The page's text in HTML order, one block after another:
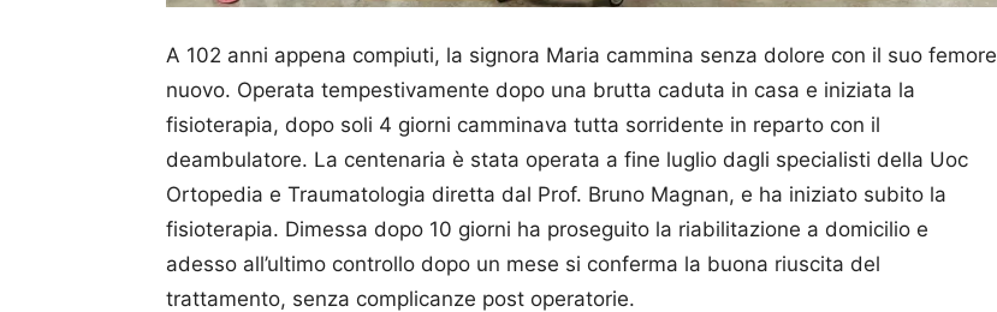
A 102 anni appena compiuti, la signora Maria cammina senza dolore con il suo femore
nuovo. Operata tempestivamente dopo una brutta caduta in casa e iniziata la
fisioterapia, dopo soli 4 giorni camminava tutta sorridente in reparto con il
deambulatore. La centenaria è stata operata a fine luglio dagli specialisti della Uoc
Ortopedia e Traumatologia diretta dal Prof. Bruno Magnan, e ha iniziato subito la
fisioterapia. Dimessa dopo 10 giorni ha proseguito la riabilitazione a domicilio e
adesso all’ultimo controllo dopo un mese si conferma la buona riuscita del
trattamento, senza complicanze post operatorie.